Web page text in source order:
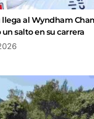
al Wyndham
salto en su carrera